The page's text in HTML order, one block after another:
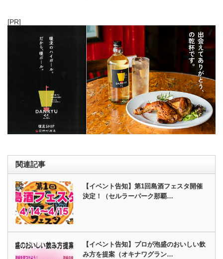
[PR]
関連記事
【イベント告知】第1回島酒フェスタ開催
決定！（セルラーパーク那覇…
【イベント告知】プロが泡盛のおいしい飲
み方を提案（オキナワグラン…